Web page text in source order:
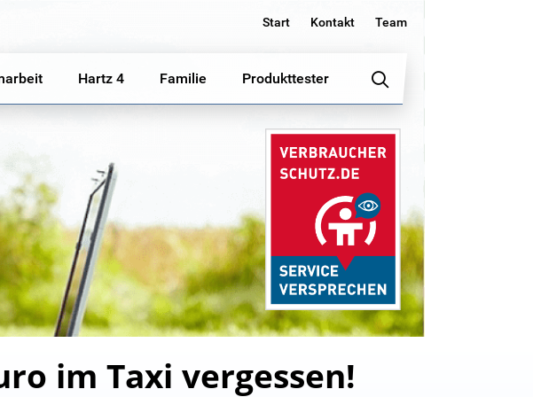
Start Kontakt Team
Hartz 4 Familie Produkttester
im Taxi vergessen!